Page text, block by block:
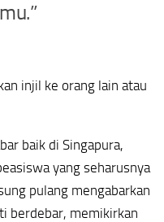
injil ke orang lain atau
baik di Singapura,
yang seharusnya
pulang mengabarkan
berdebar, memikirkan